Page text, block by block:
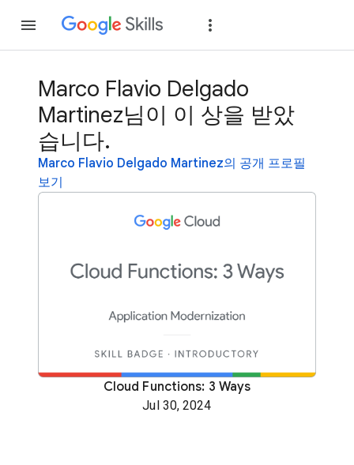
Marco Flavio Delgado
Martinez님이 이 상을 받았
습니다.
Marco Flavio Delgado Martinez의 공개 프로필
보기